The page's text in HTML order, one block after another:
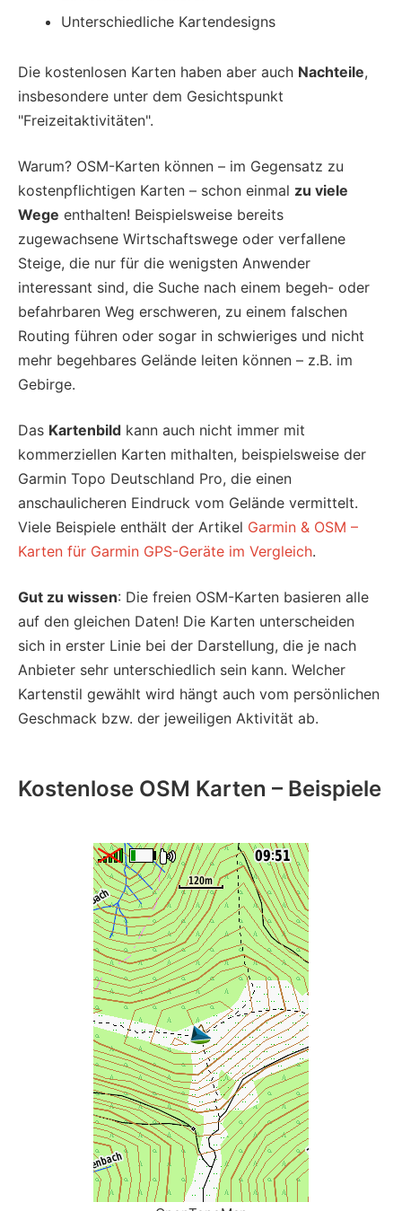
Unterschiedliche Kartendesigns
Die kostenlosen Karten haben aber auch Nachteile,
insbesondere unter dem Gesichtspunkt
"Freizeitaktivitäten".
Warum? OSM-Karten können – im Gegensatz zu
kostenpflichtigen Karten – schon einmal zu viele
Wege enthalten! Beispielsweise bereits
zugewachsene Wirtschaftswege oder verfallene
Steige, die nur für die wenigsten Anwender
interessant sind, die Suche nach einem begeh- oder
befahrbaren Weg erschweren, zu einem falschen
Routing führen oder sogar in schwieriges und nicht
mehr begehbares Gelände leiten können – z.B. im
Gebirge.
Das Kartenbild kann auch nicht immer mit
kommerziellen Karten mithalten, beispielsweise der
Garmin Topo Deutschland Pro, die einen
anschaulicheren Eindruck vom Gelände vermittelt.
Viele Beispiele enthält der Artikel Garmin & OSM –
Karten für Garmin GPS-Geräte im Vergleich.
Gut zu wissen: Die freien OSM-Karten basieren alle
auf den gleichen Daten! Die Karten unterscheiden
sich in erster Linie bei der Darstellung, die je nach
Anbieter sehr unterschiedlich sein kann. Welcher
Kartenstil gewählt wird hängt auch vom persönlichen
Geschmack bzw. der jeweiligen Aktivität ab.
Kostenlose OSM Karten – Beispiele